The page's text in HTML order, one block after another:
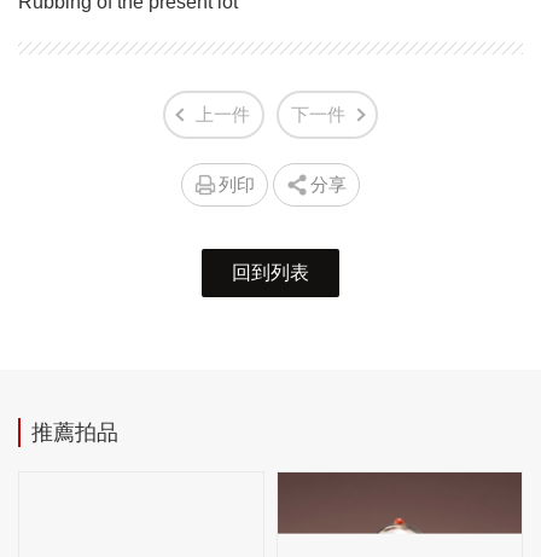
上一件 下一件
列印 分享
回到列表
推薦拍品